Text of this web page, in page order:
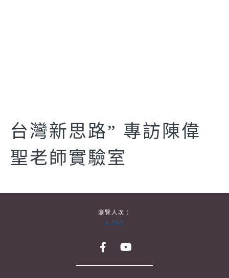
台灣新思路” 專訪陳偉
聖老師實驗室
瀏覽人次：
1,262